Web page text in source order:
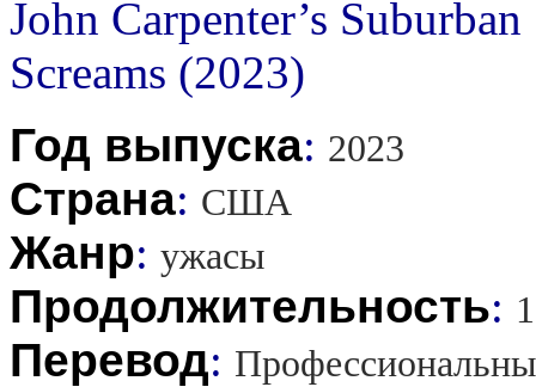
Год выпуска: 2023
Страна: США
Жанр: ужасы
Продолжительность:
Перевод: